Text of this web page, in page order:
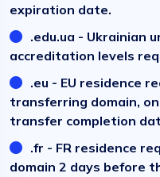
expiration date.
.edu.ua - Ukrainian
accreditation levels
.eu - EU residence
transferring domain,
transfer completion
.fr - FR residence
domain 2 days before